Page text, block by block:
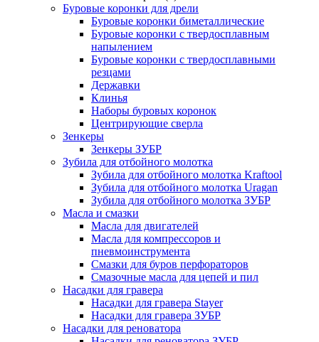
Буровые коронки для дрели
Буровые коронки биметаллические
Буровые коронки с твердосплавным
напылением
Буровые коронки с твердосплавными
резцами
Державки
Клинья
Наборы буровых коронок
Центрирующие сверла
Зенкеры
Зенкеры ЗУБР
Зубила для отбойного молотка
Зубила для отбойного молотка Kraftool
Зубила для отбойного молотка Uragan
Зубила для отбойного молотка ЗУБР
Масла и смазки
Масла для двигателей
Масла для компрессоров и
пневмоинструмента
Смазки для буров перфораторов
Смазочные масла для цепей и пил
Насадки для гравера
Насадки для гравера Stayer
Насадки для гравера ЗУБР
Насадки для реноватора